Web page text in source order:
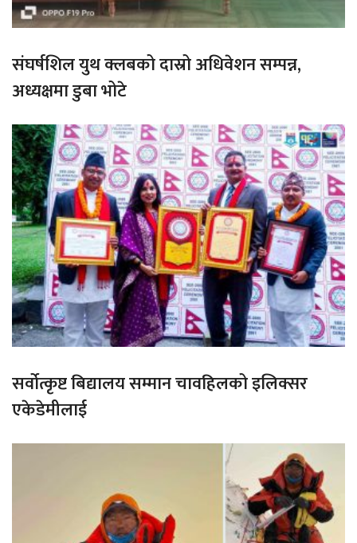
संघर्षशिल युथ क्लबको दास्रो अधिवेशन सम्पन्न,
अध्यक्षमा डुबा भोटे
सर्वोत्कृष्ट बिद्यालय सम्मान चावहिलको इलिक्सर
एकेडेमीलाई